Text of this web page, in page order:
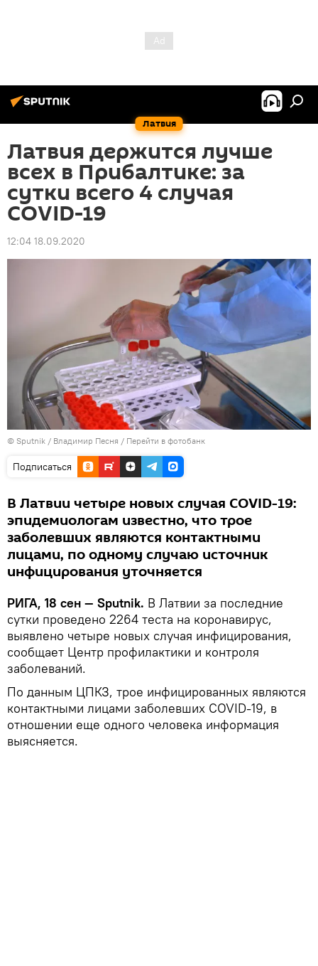
Латвия
Латвия держится лучше
всех в Прибалтике: за
сутки всего 4 случая
COVID-19
12:04 18.09.2020
© Sputnik / Владимир Песня / Перейти в фотобанк
Подписаться
В Латвии четыре новых случая COVID-19:
эпидемиологам известно, что трое
заболевших являются контактными
лицами, по одному случаю источник
инфицирования уточняется
РИГА, 18 сен — Sputnik. В Латвии за последние
сутки проведено 2264 теста на коронавирус,
выявлено четыре новых случая инфицирования,
сообщает Центр профилактики и контроля
заболеваний.
По данным ЦПКЗ, трое инфицированных являются
контактными лицами заболевших COVID-19, в
отношении еще одного человека информация
выясняется.